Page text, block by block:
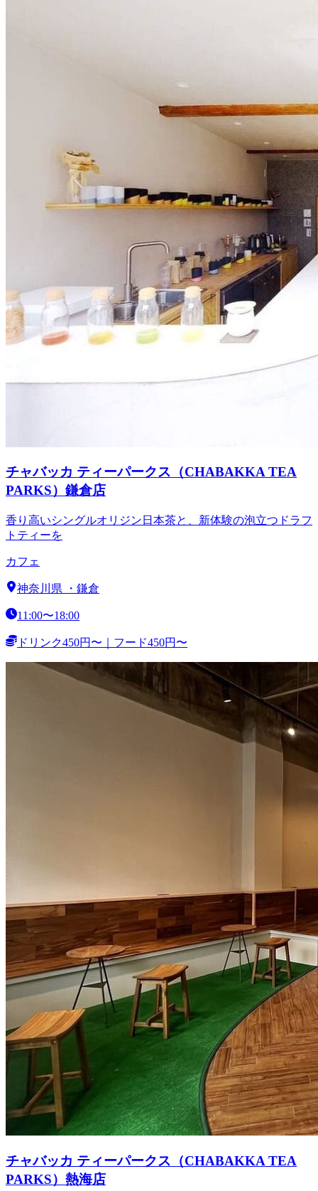
チャバッカ ティーパークス（CHABAKKA TEA
PARKS）鎌倉店
香り高いシングルオリジン日本茶と、新体験の泡立つドラフ
トティーを
カフェ
神奈川県 ・ 鎌倉
11:00〜18:00
ドリンク450円〜｜フード450円〜
チャバッカ ティーパークス（CHABAKKA TEA
PARKS）熱海店